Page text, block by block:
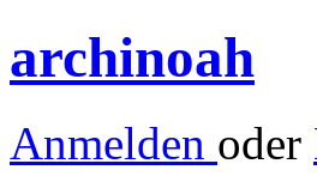
archinoah
Anmelden oder